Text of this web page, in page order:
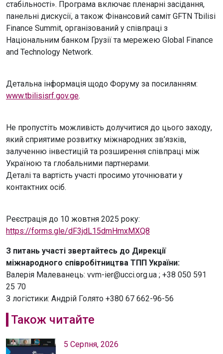
стабільності». Програма включає пленарні засідання,
панельні дискусії, а також Фінансовий саміт GFTN Tbilisi
Finance Summit, організований у співпраці з
Національним банком Грузії та мережею Global Finance
and Technology Network.
Детальна інформація щодо Форуму за посиланням:
www.tbilisisrf.gov.ge.
Не пропустіть можливість долучитися до цього заходу,
який сприятиме розвитку міжнародних зв’язків,
залученню інвестицій та розширення співпраці між
Україною та глобальними партнерами.
Деталі та вартість участі просимо уточнювати у
контактних осіб.
Реєстрація до 10 жовтня 2025 року:
https://forms.gle/dF3jdL15dmHmxMXQ8
З питань участі звертайтесь до Дирекції
міжнародного співробітництва ТПП України:
Валерія Малеванець: vvm-ier@ucci.org.ua ; +38 050 591
25 70
З логістики: Андрій Голято +380 67 662-96-56
Також читайте
5 Серпня, 2026